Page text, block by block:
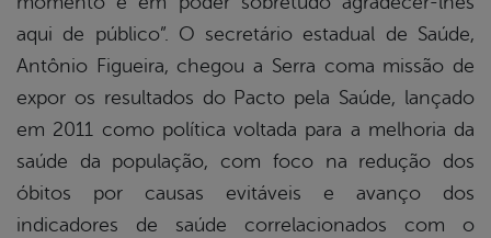
aqui de público”. O secretário estadual de Saúde,
Antônio Figueira, chegou a Serra coma missão de
expor os resultados do Pacto pela Saúde, lançado
em 2011 como política voltada para a melhoria da
saúde da população, com foco na redução dos
óbitos por causas evitáveis e avanço dos
indicadores de saúde correlacionados com o